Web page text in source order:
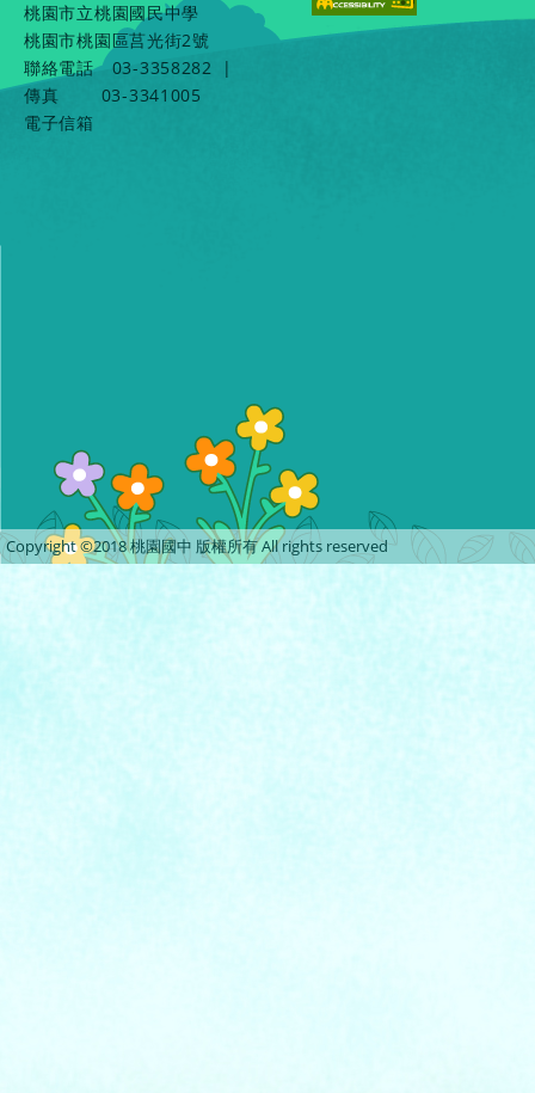
桃園市立桃園國民中學
桃園市桃園區莒光街2號
聯絡電話
03-3358282
|
傳真
03-3341005
電子信箱
Copyright ©2018 桃園國中 版權所有 All rights reserved